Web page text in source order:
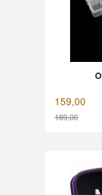
159,00
189,00